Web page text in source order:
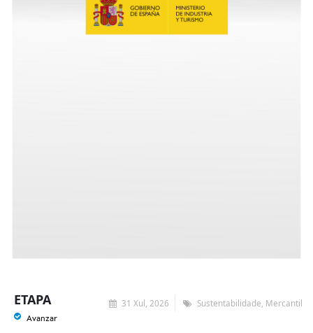
31 Xul, 2026 Sustentabilidade, Mercantil
ETAPA
Avanzar